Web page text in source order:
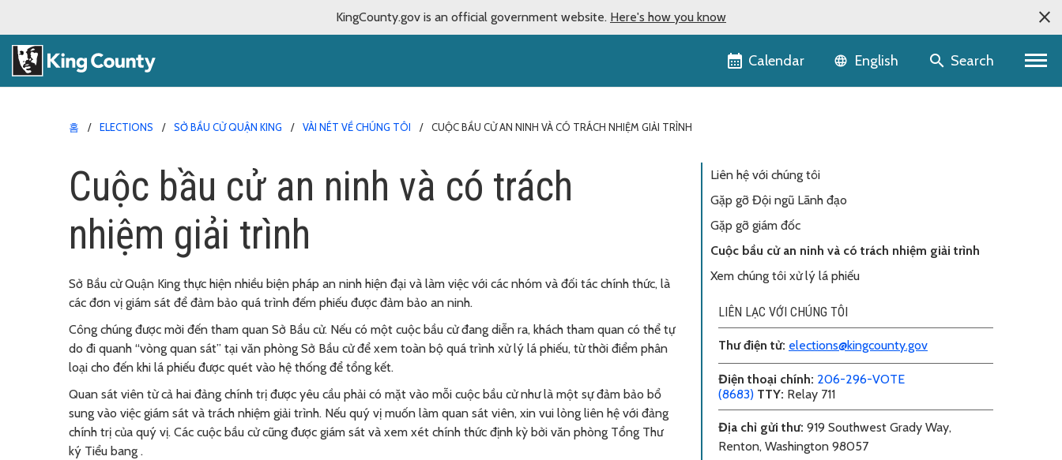
KingCounty.gov is an official government website. Here's how you know
Calendar Language selector
English Search
홈 ELECTIONS SỞ BẦU CỬ QUẬN KING VÀI NÉT VỀ CHÚNG TÔI CUỘC BẦU CỬ AN NINH VÀ CÓ TRÁCH NHIỆM GIẢI TRÌNH
Cuộc bầu cử an ninh và có trách
nhiệm giải trình
Sở Bầu cử Quận King thực hiện nhiều biện pháp an ninh hiện đại và làm việc với các nhóm và đối tác chính thức, là
các đơn vị giám sát để đảm bảo quá trình đếm phiếu được đảm bảo an ninh.
Công chúng được mời đến tham quan Sở Bầu cử. Nếu có một cuộc bầu cử đang diễn ra, khách tham quan có thể tự
do đi quanh “vòng quan sát” tại văn phòng Sở Bầu cử để xem toàn bộ quá trình xử lý lá phiếu, từ thời điểm phân
loại cho đến khi lá phiếu được quét vào hệ thống để tổng kết.
Quan sát viên từ cả hai đảng chính trị được yêu cầu phải có mặt vào mỗi cuộc bầu cử như là một sự đảm bảo bổ
sung vào việc giám sát và trách nhiệm giải trình. Nếu quý vị muốn làm quan sát viên, xin vui lòng liên hệ với đảng
chính trị của quý vị. Các cuộc bầu cử cũng được giám sát và xem xét chính thức định kỳ bởi văn phòng Tổng Thư
ký Tiểu bang .
Liên hệ với chúng tôi
Gặp gỡ Đội ngũ Lãnh đạo
Gặp gỡ giám đốc
Cuộc bầu cử an ninh và có trách nhiệm giải trình
Xem chúng tôi xử lý lá phiếu
LIÊN LẠC VỚI CHÚNG TÔI
Thư điện tử: elections@kingcounty.gov
Điện thoại chính: 206-296-VOTE
(8683) TTY: Relay 711
Địa chỉ gửi thư: 919 Southwest Grady Way,
Renton, Washington 98057